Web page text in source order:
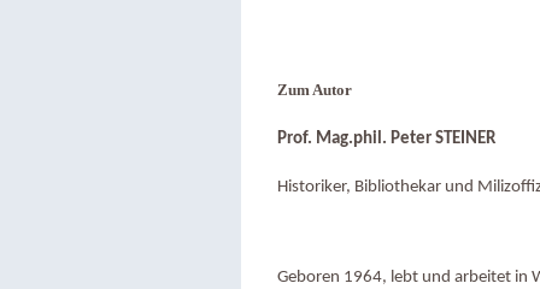
Zum Autor
Prof. Mag.phil. Peter STEINER
Historiker, Bibliothekar und
Geboren 1964, lebt und arbeitet in